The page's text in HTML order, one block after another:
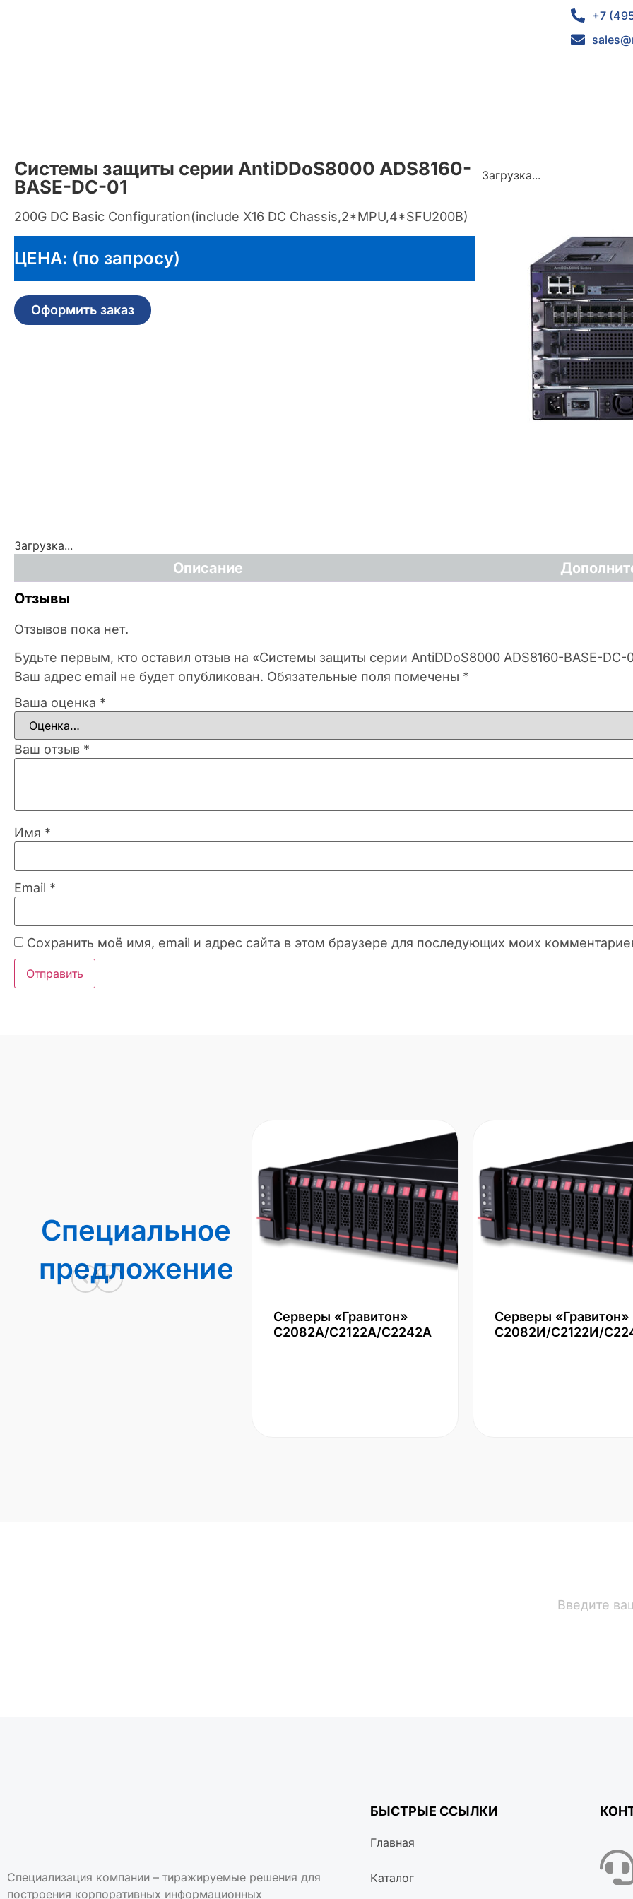
+7
Системы защиты серии AntiDDoS8000 ADS8160-
BASE-DC-01
200G DC Basic Configuration(include X16 DC Chassis,2*MPU,4*SFU200B)
ЦЕНА: (по запросу)
Оформить заказ
Загрузка...
Загрузка...
Описание
Отзывы
Отзывов пока нет.
Будьте первым, кто оставил отзыв на «Системы защиты серии AntiDDoS8000 ADS8160-BASE-DC-
Ваш адрес email не будет опубликован. Обязательные поля помечены *
Ваша оценка *
Ваш отзыв *
Имя *
Email *
Сохранить моё имя, email и адрес сайта в этом браузере для последующих моих
Специальное
предложение
Серверы «Гравитон»
С2082А/С2122А/С2242А
Серверы «Гравитон»
С2082И/С2122И/
Специализация компании – тиражируемые решения для
построения корпоративных информационных
БЫСТРЫЕ ССЫЛКИ
Главная
Каталог